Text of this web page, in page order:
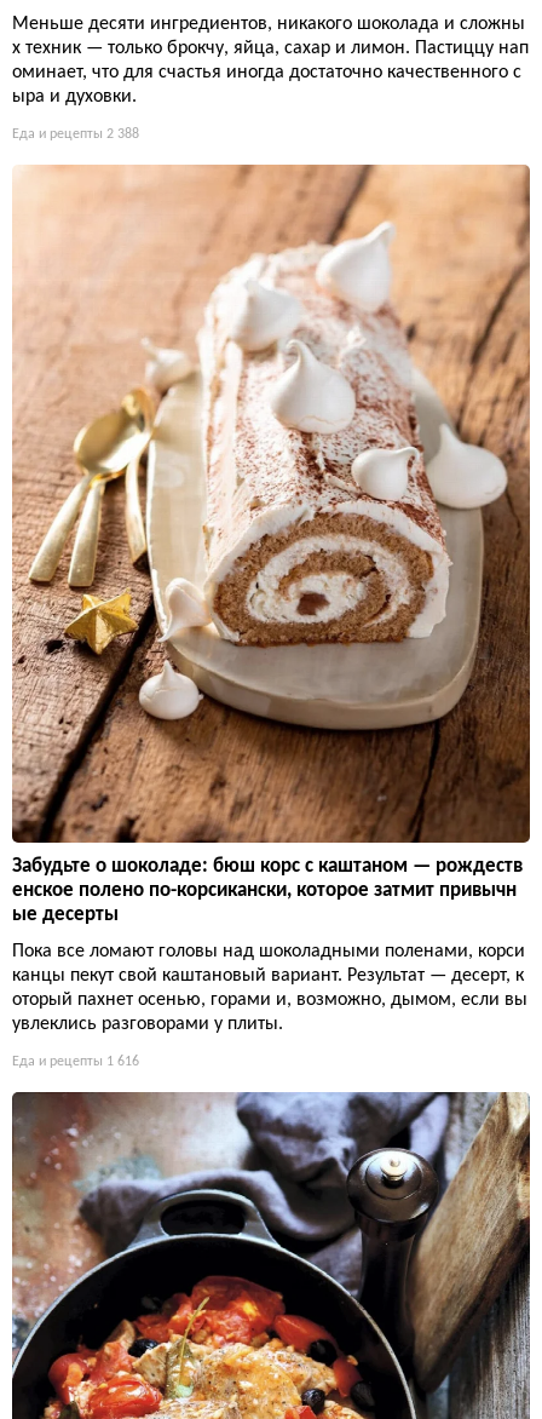
Меньше десяти ингредиентов, никакого шоколада и сложны
х техник — только брокчу, яйца, сахар и лимон. Пастиццу нап
оминает, что для счастья иногда достаточно качественного с
ыра и духовки.
Еда и рецепты 2 388
Забудьте о шоколаде: бюш корс с каштаном — рождеств
енское полено по-корсикански, которое затмит привычн
ые десерты
Пока все ломают головы над шоколадными поленами, корси
канцы пекут свой каштановый вариант. Результат — десерт, к
оторый пахнет осенью, горами и, возможно, дымом, если вы
увлеклись разговорами у плиты.
Еда и рецепты 1 616